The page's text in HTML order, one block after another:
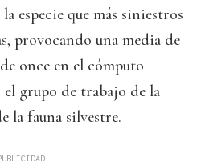
especie que más siniestros
provocando una media de
once en el cómputo
grupo de trabajo de la
la fauna silvestre.